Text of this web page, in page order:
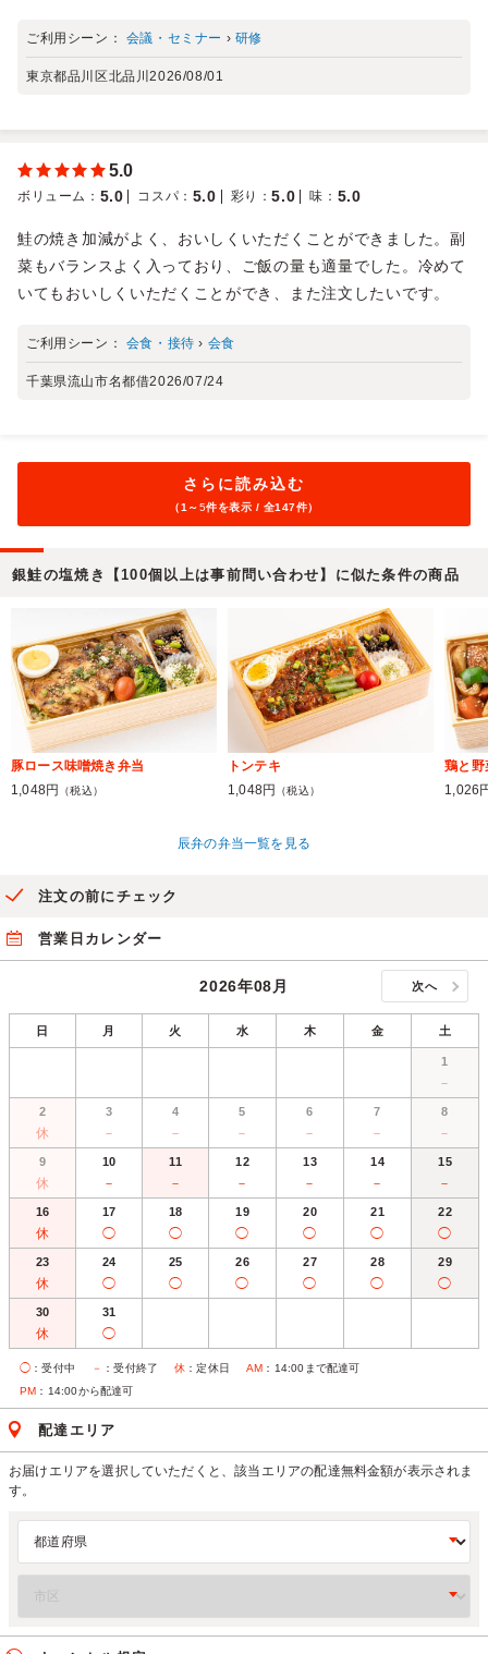
ご利用シーン： 会議・セミナー › 研修
東京都品川区北品川2026/08/01
5.0
ボリューム ： 5.0 コスパ ： 5.0 彩り ：5.0 味 ： 5.0
鮭の焼き加減がよく、おいしくいただくことができました。副
菜もバランスよく入っており、ご飯の量も適量でした。冷めて
いてもおいしくいただくことができ、また注文したいです。
ご利用シーン： 会食・接待 › 会食
千葉県流山市名都借2026/07/24
さらに読み込む
（1～5件を表示 / 全147件）
銀鮭の塩焼き【100個以上は事前問い合わせ】に似た条件の商品
豚ロース味噌焼き弁当
1,048円
（税込）
トンテキ
1,048円
（税込）
鶏と野
1,026
辰弁の弁当一覧を見る
注文の前にチェック
営業日カレンダー
2026年08月 次へ
日 月 火 水 木 金 土
1
－
2
休
3
－
4
－
5
－
6
－
7
－
8
－
9
休
10
－
11
－
12
－
13
－
14
－
15
－
16
休
17
◯
18
◯
19
◯
20
◯
21
◯
22
◯
23
休
24
◯
25
◯
26
◯
27
◯
28
◯
29
◯
30
休
31
◯
◯ ：受付中 － ：受付終了 休 ：定休日 AM ：14:00まで配達可
PM ：14:00から配達可
配達エリア
お届けエリアを選択していただくと、該当エリアの配達無料金額が表示されま
す。